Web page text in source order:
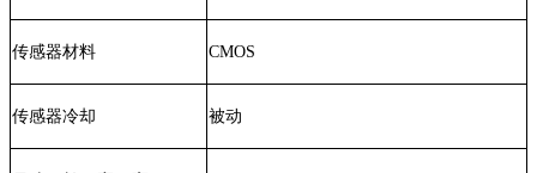
传感器材料 CMOS
传感器冷却 被动